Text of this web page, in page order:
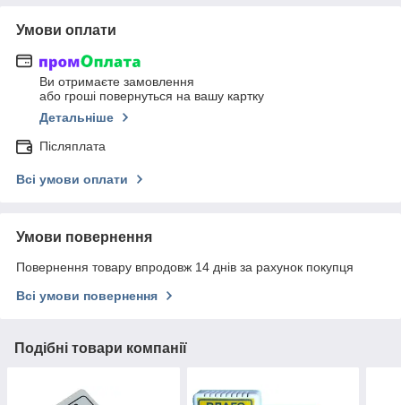
Умови оплати
Ви отримаєте замовлення
або гроші повернуться на вашу картку
Детальніше
Післяплата
Всі умови оплати
Умови повернення
Повернення товару впродовж 14 днів за рахунок покупця
Всі умови повернення
Подібні товари компанії